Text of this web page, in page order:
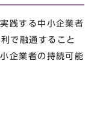
践する中小企業者
で融通すること
企業者の持続可能